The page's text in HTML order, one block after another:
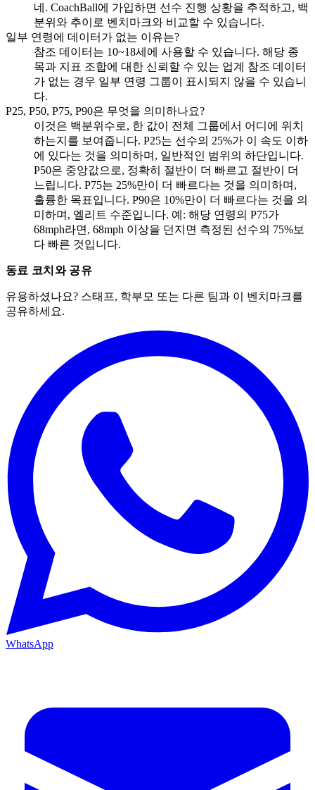
네. CoachBall에 가입하면 선수 진행 상황을 추적하고, 백
분위와 추이로 벤치마크와 비교할 수 있습니다.
일부 연령에 데이터가 없는 이유는?
참조 데이터는 10~18세에 사용할 수 있습니다. 해당 종
목과 지표 조합에 대한 신뢰할 수 있는 업계 참조 데이터
가 없는 경우 일부 연령 그룹이 표시되지 않을 수 있습니
다.
P25, P50, P75, P90은 무엇을 의미하나요?
이것은 백분위수로, 한 값이 전체 그룹에서 어디에 위치
하는지를 보여줍니다. P25는 선수의 25%가 이 속도 이하
에 있다는 것을 의미하며, 일반적인 범위의 하단입니다.
P50은 중앙값으로, 정확히 절반이 더 빠르고 절반이 더
느립니다. P75는 25%만이 더 빠르다는 것을 의미하며,
훌륭한 목표입니다. P90은 10%만이 더 빠르다는 것을 의
미하며, 엘리트 수준입니다. 예: 해당 연령의 P75가
68mph라면, 68mph 이상을 던지면 측정된 선수의 75%보
다 빠른 것입니다.
동료 코치와 공유
유용하셨나요? 스태프, 학부모 또는 다른 팀과 이 벤치마크를
공유하세요.
WhatsApp